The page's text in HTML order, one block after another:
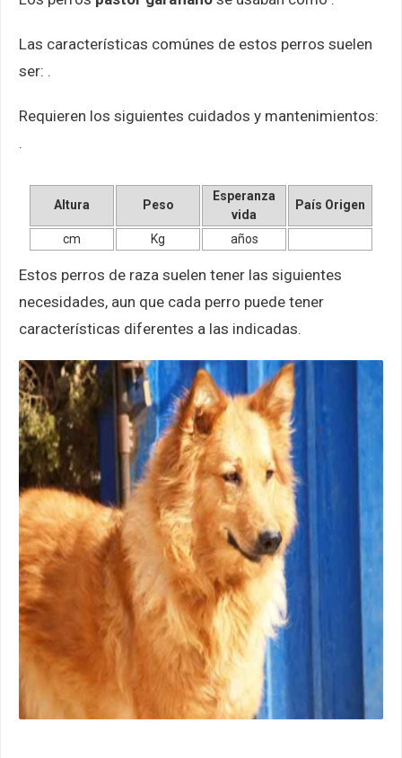
Las características comúnes de estos perros suelen
ser: .
Requieren los siguientes cuidados y mantenimientos:
.
Altura Peso
Esperanza
vida
País Origen
cm Kg años
Estos perros de raza suelen tener las siguientes
necesidades, aun que cada perro puede tener
características diferentes a las indicadas.